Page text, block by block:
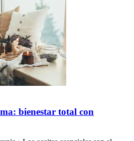
bienestar total con